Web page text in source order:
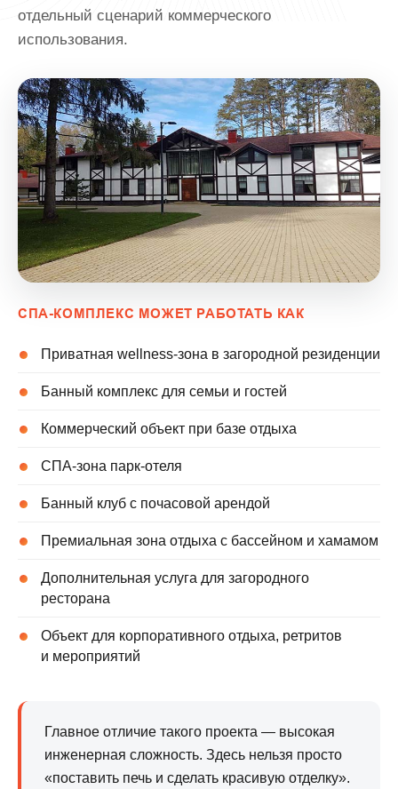
отдельный сценарий коммерческого
использования.
СПА-КОМПЛЕКС МОЖЕТ РАБОТАТЬ КАК
Приватная wellness-зона в загородной резиденции
Банный комплекс для семьи и гостей
Коммерческий объект при базе отдыха
СПА-зона парк-отеля
Банный клуб с почасовой арендой
Премиальная зона отдыха с бассейном и хамамом
Дополнительная услуга для загородного
ресторана
Объект для корпоративного отдыха, ретритов
и мероприятий
Главное отличие такого проекта — высокая
инженерная сложность. Здесь нельзя просто
«поставить печь и сделать красивую отделку».